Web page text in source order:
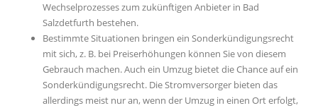
Wechselprozesses zum zukünftigen Anbieter in Bad
Salzdetfurth bestehen.
Bestimmte Situationen bringen ein Sonderkündigungsrecht
mit sich, z. B. bei Preiserhöhungen können Sie von diesem
Gebrauch machen. Auch ein Umzug bietet die Chance auf ein
Sonderkündigungsrecht. Die Stromversorger bieten das
allerdings meist nur an, wenn der Umzug in einen Ort erfolgt,